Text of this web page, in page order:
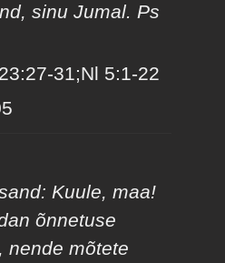
sinu Jumal. Ps
31;Nl 5:1-22
Kuule, maa!
õnnetuse
nende mõtete